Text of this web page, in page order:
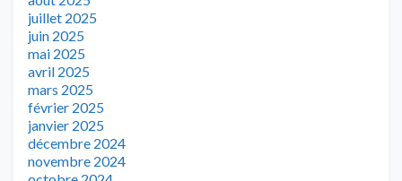
juillet 2025
juin 2025
mai 2025
avril 2025
mars 2025
février 2025
janvier 2025
décembre 2024
novembre 2024